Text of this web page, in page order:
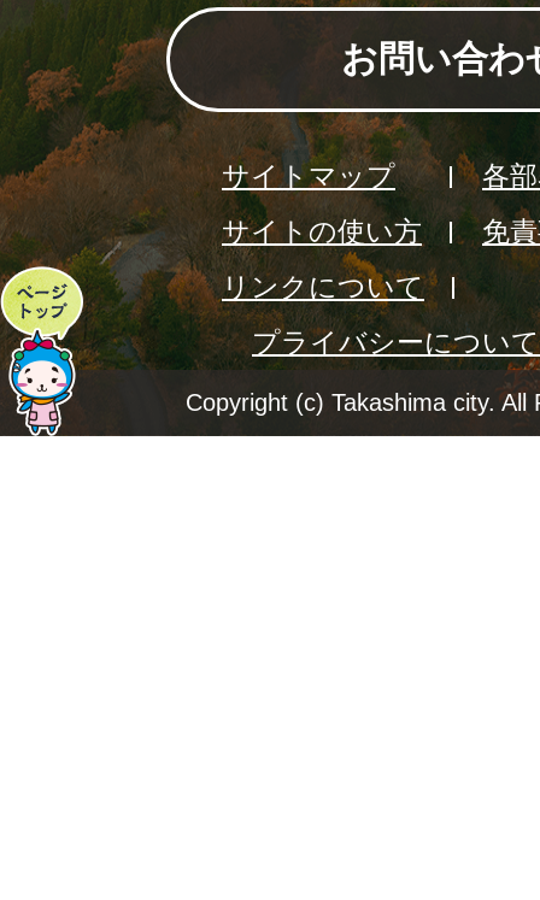
ペ
ー
ジ
お問い合わ
サイトマップ
各
サイトの使い方
免
リンクについて
プライバシーについて
Copyright (c) Takashima city. All